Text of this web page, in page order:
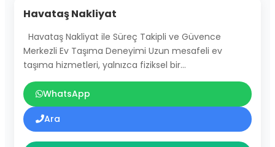
Havataş Nakliyat
Havataş Nakliyat ile Süreç Takipli ve Güvence
Merkezli Ev Taşıma Deneyimi Uzun mesafeli ev
taşıma hizmetleri, yalnızca fiziksel bir…
WhatsApp
Ara